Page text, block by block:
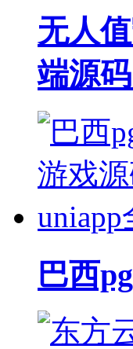
无人
端源
巴西